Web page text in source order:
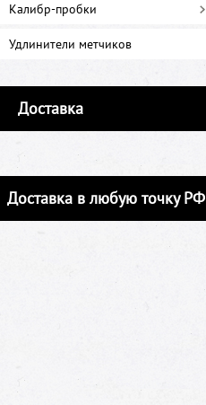
Калибр-пробки
Удлинители метчиков
Доставка
Доставка в любую точку РФ